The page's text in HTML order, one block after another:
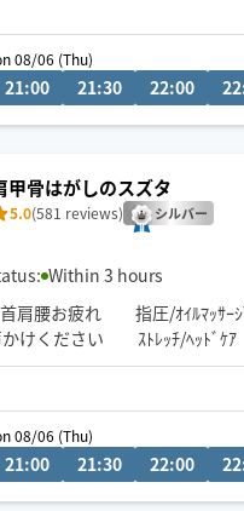
08/06 (Thu)
21:00 21:30 22:00
甲骨はがしのスズタ
5.0(581 reviews) シルバー
Within 3 hours
首肩腰お疲れ 指圧/ｵｲﾙﾏｯｻｰｼ
かけください ｽﾄﾚｯﾁ/ﾍｯﾄﾞｹｱ
08/06 (Thu)
21:00 21:30 22:00